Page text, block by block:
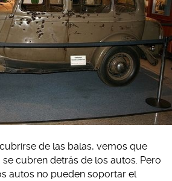
de las balas, vemos que
cubren detrás de los autos. Pero
autos no pueden soportar el